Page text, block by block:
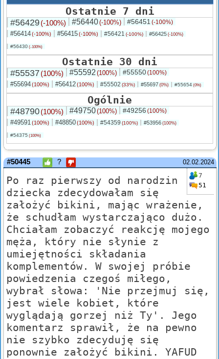
Ostatnie 7 dni
#56429(-100%) #56440(-100%) #56451 (-100%)
#56414(-100%) #56415(-100%) #56421 (-100%) #56425 (-100%)
#56430 (-100%)
Ostatnie 30 dni
#55537 (100%) #55592 (100%) #55550(100%)
#55694(100%) #56412(100%) #55502 (33%) #55697 (0%) #55654 (0%)
Ogólnie
#48790(100%) #49750(100%) #49256 (100%)
#49591(100%) #48850(100%) #54359 (100%) #53956 (100%)
#54375 (100%)
02.02.2024
#50445 ?
7
51
Po raz pierwszy od narodzin
dziecka zdecydowałam się
założyć bikini, mając wrażenie,
że schudłam wystarczająco dużo.
Chciałam zobaczyć reakcję mojego
męża, który nie słynie z
umiejętności składania
komplementów. W swojej próbie
powiedzenia czegoś miłego,
wybrał słowa: 'Nie przejmuj się,
jest wiele kobiet, które
wyglądają gorzej niż Ty'. Jego
komentarz sprawił, że na pewno
nie szybko zdecyduję się
ponownie założyć bikini. YAFUD